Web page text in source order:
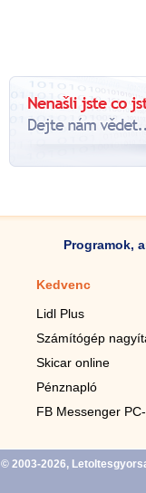
Programok,
Kedvenc
Lidl Plus
Számítógép
Skicar online
Pénznapló
FB Messenger
© 2003-2026,